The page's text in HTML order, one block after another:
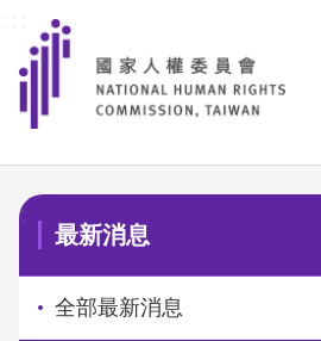
前往主要內容區塊
:::
最新消息
全部最新消息